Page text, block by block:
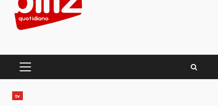
PRIMARY
tv